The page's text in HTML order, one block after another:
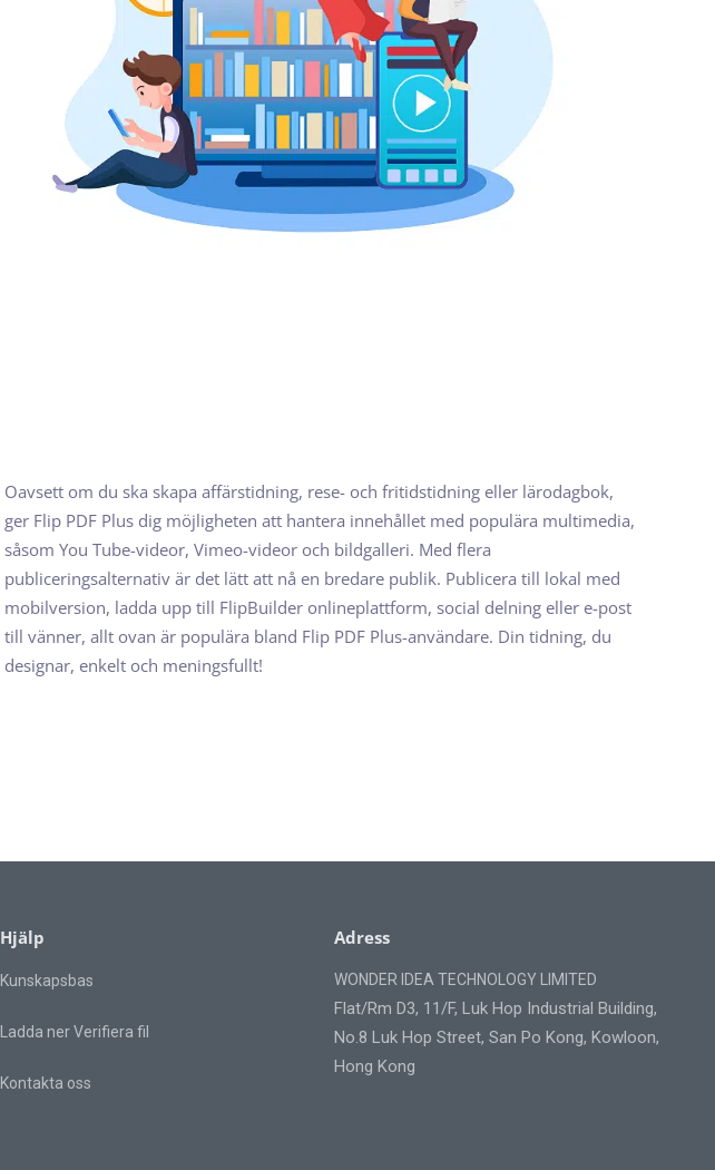
Oavsett om du ska skapa affärstidning, rese- och fritidstidning eller lärodagbok,
ger Flip PDF Plus dig möjligheten att hantera innehållet med populära multimedia,
såsom You Tube-videor, Vimeo-videor och bildgalleri. Med flera
publiceringsalternativ är det lätt att nå en bredare publik. Publicera till lokal med
mobilversion, ladda upp till FlipBuilder onlineplattform, social delning eller e-post
till vänner, allt ovan är populära bland Flip PDF Plus-användare. Din tidning, du
designar, enkelt och meningsfullt!
Hjälp
Kunskapsbas
Ladda ner Verifiera fil
Kontakta oss
Adress
WONDER IDEA TECHNOLOGY LIMITED
Flat/Rm D3, 11/F, Luk Hop Industrial Building,
No.8 Luk Hop Street, San Po Kong, Kowloon,
Hong Kong